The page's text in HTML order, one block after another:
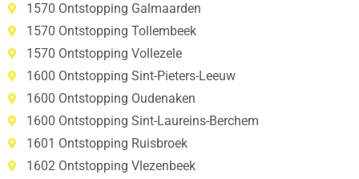
1570 Ontstopping Galmaarden
1570 Ontstopping Tollembeek
1570 Ontstopping Vollezele
1600 Ontstopping Sint-Pieters-Leeuw
1600 Ontstopping Oudenaken
1600 Ontstopping Sint-Laureins-Berchem
1601 Ontstopping Ruisbroek
1602 Ontstopping Vlezenbeek